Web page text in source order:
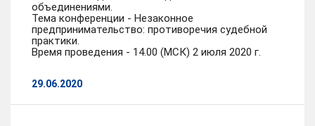
объединениями.
Тема конференции - Незаконное
предпринимательство: противоречия судебной
практики.
Время проведения - 14.00 (МСК) 2 июля 2020 г.
29.06.2020